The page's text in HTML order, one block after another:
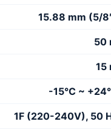
15.88 mm (5/
50
15
-15°C ~
1F (220-240V), 50